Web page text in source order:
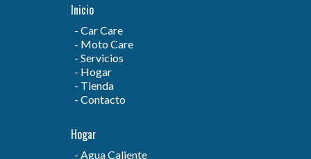
Inicio
Car Care
Moto Care
Servicios
Hogar
Tienda
Contacto
Hogar
Agua Caliente